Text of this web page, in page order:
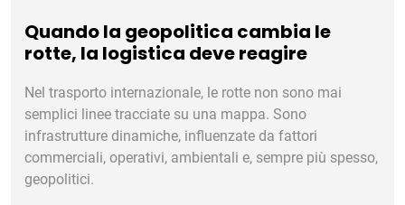
Quando la geopolitica cambia le
rotte, la logistica deve reagire
Nel trasporto internazionale, le rotte non sono mai
semplici linee tracciate su una mappa. Sono
infrastrutture dinamiche, influenzate da fattori
commerciali, operativi, ambientali e, sempre più spesso,
geopolitici.